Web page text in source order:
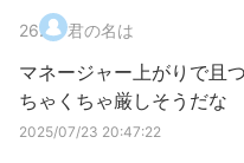
26. 君の名は
マネージャー上がりで且
ちゃくちゃ厳しそうだな
2025/07/23 20:47:22